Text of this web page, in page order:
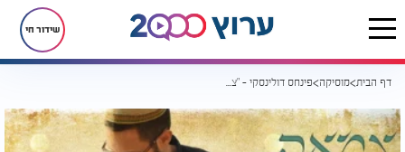
שידור חי
דף הבית מוסיקה פינחס דולינסקי - "צמאה לך נפשי"